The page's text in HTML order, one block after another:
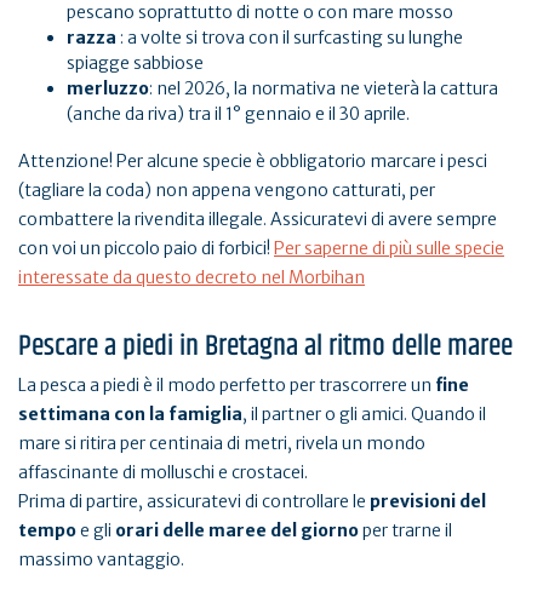
pescano soprattutto di notte o con mare mosso
razza : a volte si trova con il surfcasting su lunghe
spiagge sabbiose
merluzzo: nel 2026, la normativa ne vieterà la cattura
(anche da riva) tra il 1° gennaio e il 30 aprile.
Attenzione! Per alcune specie è obbligatorio marcare i pesci
(tagliare la coda) non appena vengono catturati, per
combattere la rivendita illegale. Assicuratevi di avere sempre
con voi un piccolo paio di forbici! Per saperne di più sulle specie
interessate da questo decreto nel Morbihan
Pescare a piedi in Bretagna al ritmo delle maree
La pesca a piedi è il modo perfetto per trascorrere un fine
settimana con la famiglia, il partner o gli amici. Quando il
mare si ritira per centinaia di metri, rivela un mondo
affascinante di molluschi e crostacei.
Prima di partire, assicuratevi di controllare le previsioni del
tempoe gli orari delle maree del giornoper trarne il
massimo vantaggio.